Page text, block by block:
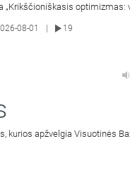
„Krikščioniškasis optimizmas:
08-01 19
kurios apžvelgia Visuotinės